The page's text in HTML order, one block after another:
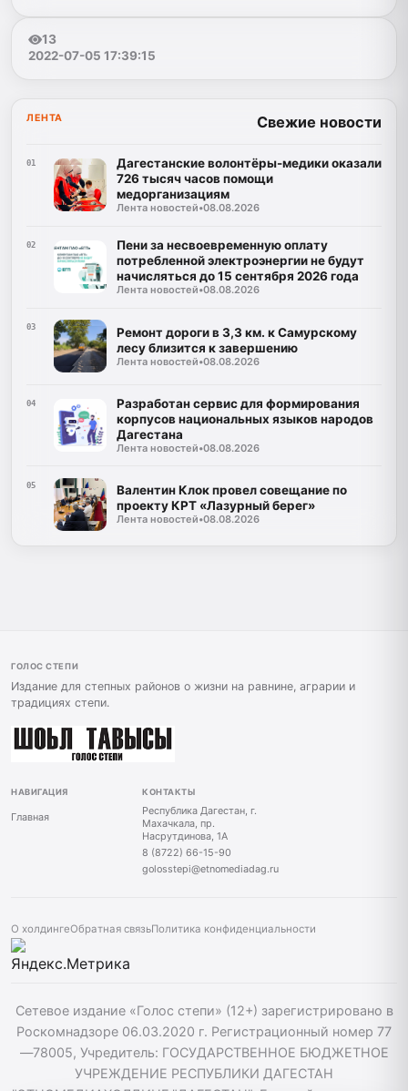
13
2022-07-05 17:39:15
ЛЕНТА Свежие новости
01
Дагестанские волонтёры-медики оказали
726 тысяч часов помощи
медорганизациям
Лента новостей•08.08.2026
02
Пени за несвоевременную оплату
потребленной электроэнергии не будут
начисляться до 15 сентября 2026 года
Лента новостей•08.08.2026
03
Ремонт дороги в 3,3 км. к Самурскому
лесу близится к завершению
Лента новостей•08.08.2026
04
Разработан сервис для формирования
корпусов национальных языков народов
Дагестана
Лента новостей•08.08.2026
05
Валентин Клок провел совещание по
проекту КРТ «Лазурный берег»
Лента новостей•08.08.2026
ГОЛОС СТЕПИ
Издание для степных районов о жизни на равнине, аграрии и
традициях степи.
НАВИГАЦИЯ
Главная
КОНТАКТЫ
Республика Дагестан, г.
Махачкала, пр.
Насрутдинова, 1А
8 (8722) 66-15-90
golosstepi@etnomediadag.ru
О холдингеОбратная связьПолитика конфиденциальности
Сетевое издание «Голос степи» (12+) зарегистрировано в
Роскомнадзоре 06.03.2020 г. Регистрационный номер 77
—78005, Учредитель: ГОСУДАРСТВЕННОЕ БЮДЖЕТНОЕ
УЧРЕЖДЕНИЕ РЕСПУБЛИКИ ДАГЕСТАН